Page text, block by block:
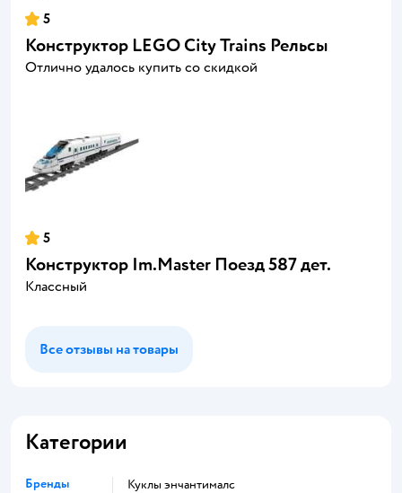
5
Конструктор LEGO City Trains Рельсы
Отлично удалось купить со скидкой
5
Конструктор Im.Master Поезд 587 дет.
Классный
Все отзывы на товары
Категории
Бренды
Куклы энчантималс